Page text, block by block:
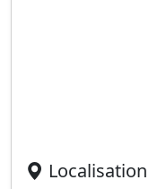
Localisation